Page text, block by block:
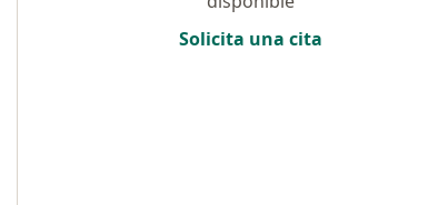
Solicita una cita